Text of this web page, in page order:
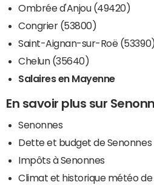
Ombrée d'Anjou (49420)
Congrier (53800)
Saint-Aignan-sur-Roë
Chelun (35640)
Salaires en Mayenne
En savoir plus sur
Senonnes
Dette et budget de Senonnes
Impôts à Senonnes
Climat et historique météo de